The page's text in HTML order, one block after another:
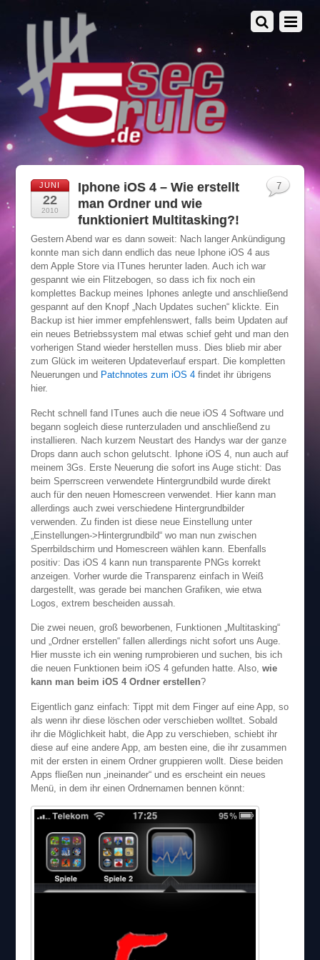
JUNI
22
2010
Iphone iOS 4 – Wie erstellt
man Ordner und wie
funktioniert Multitasking?!
Gestern Abend war es dann soweit: Nach langer Ankündigung
konnte man sich dann endlich das neue Iphone iOS 4 aus
dem Apple Store via ITunes herunter laden. Auch ich war
gespannt wie ein Flitzebogen, so dass ich fix noch ein
komplettes Backup meines Iphones anlegte und anschließend
gespannt auf den Knopf „Nach Updates suchen“ klickte. Ein
Backup ist hier immer empfehlenswert, falls beim Updaten auf
ein neues Betriebssystem mal etwas schief geht und man den
vorherigen Stand wieder herstellen muss. Dies blieb mir aber
zum Glück im weiteren Updateverlauf erspart. Die kompletten
Neuerungen und Patchnotes zum iOS 4findet ihr übrigens
hier.
Recht schnell fand ITunes auch die neue iOS 4 Software und
begann sogleich diese runterzuladen und anschließend zu
installieren. Nach kurzem Neustart des Handys war der ganze
Drops dann auch schon gelutscht. Iphone iOS 4, nun auch auf
meinem 3Gs. Erste Neuerung die sofort ins Auge sticht: Das
beim Sperrscreen verwendete Hintergrundbild wurde direkt
auch für den neuen Homescreen verwendet. Hier kann man
allerdings auch zwei verschiedene Hintergrundbilder
verwenden. Zu finden ist diese neue Einstellung unter
„Einstellungen->Hintergrundbild“ wo man nun zwischen
Sperrbildschirm und Homescreen wählen kann. Ebenfalls
positiv: Das iOS 4 kann nun transparente PNGs korrekt
anzeigen. Vorher wurde die Transparenz einfach in Weiß
dargestellt, was gerade bei manchen Grafiken, wie etwa
Logos, extrem bescheiden aussah.
Die zwei neuen, groß beworbenen, Funktionen „Multitasking“
und „Ordner erstellen“ fallen allerdings nicht sofort uns Auge.
Hier musste ich ein wening rumprobieren und suchen, bis ich
die neuen Funktionen beim iOS 4 gefunden hatte. Also, wie
kann man beim iOS 4 Ordner erstellen?
Eigentlich ganz einfach: Tippt mit dem Finger auf eine App, so
als wenn ihr diese löschen oder verschieben wolltet. Sobald
ihr die Möglichkeit habt, die App zu verschieben, schiebt ihr
diese auf eine andere App, am besten eine, die ihr zusammen
mit der ersten in einem Ordner gruppieren wollt. Diese beiden
Apps fließen nun „ineinander“ und es erscheint ein neues
Menü, in dem ihr einen Ordnernamen bennen könnt:
7